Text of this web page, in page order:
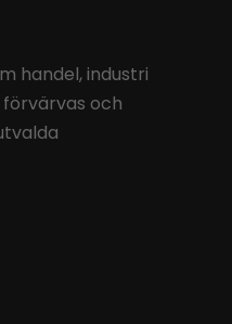
handel, industri
och